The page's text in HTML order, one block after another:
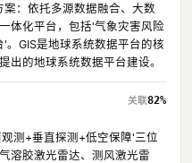
：依托多源数据融合、大数
体化平台，包括'气象灾害风险
GIS是地球系统数据平台的核
出的地球系统数据平台建设。
82%
测+垂直探测+低空保障'三位
溶胶激光雷达、测风激光雷